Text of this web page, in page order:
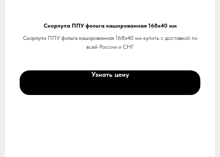
Скорлупа ППУ фольга кашированная 168х40 мм
Скорлупа ППУ фольга кашированная 168х40 мм купить с доставкой по
всей России и СНГ
Узнать цену